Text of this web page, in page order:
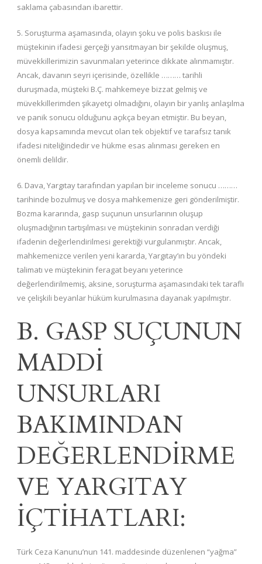
saklama çabasından ibarettir.
5. Soruşturma aşamasında, olayın şoku ve polis baskısı ile
müştekinin ifadesi gerçeği yansıtmayan bir şekilde oluşmuş,
müvekkillerimizin savunmaları yeterince dikkate alınmamıştır.
Ancak, davanın seyri içerisinde, özellikle ……… tarihli
duruşmada, müşteki B.Ç. mahkemeye bizzat gelmiş ve
müvekkillerimden şikayetçi olmadığını, olayın bir yanlış anlaşılma
ve panik sonucu olduğunu açıkça beyan etmiştir. Bu beyan,
dosya kapsamında mevcut olan tek objektif ve tarafsız tanık
ifadesi niteliğindedir ve hükme esas alınması gereken en
önemli delildir.
6. Dava, Yargıtay tarafından yapılan bir inceleme sonucu ………
tarihinde bozulmuş ve dosya mahkemenize geri gönderilmiştir.
Bozma kararında, gasp suçunun unsurlarının oluşup
oluşmadığının tartışılması ve müştekinin sonradan verdiği
ifadenin değerlendirilmesi gerektiği vurgulanmıştır. Ancak,
mahkemenizce verilen yeni kararda, Yargıtay’ın bu yöndeki
talimatı ve müştekinin feragat beyanı yeterince
değerlendirilmemiş, aksine, soruşturma aşamasındaki tek taraflı
ve çelişkili beyanlar hüküm kurulmasına dayanak yapılmıştır.
B. GASP SUÇUNUN
MADDİ
UNSURLARI
BAKIMINDAN
DEĞERLENDİRME
VE YARGITAY
İÇTİHATLARI:
Türk Ceza Kanunu’nun 141. maddesinde düzenlenen “yağma”